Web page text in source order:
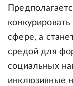
сфере, а
средой для
социальных
инклюзивные